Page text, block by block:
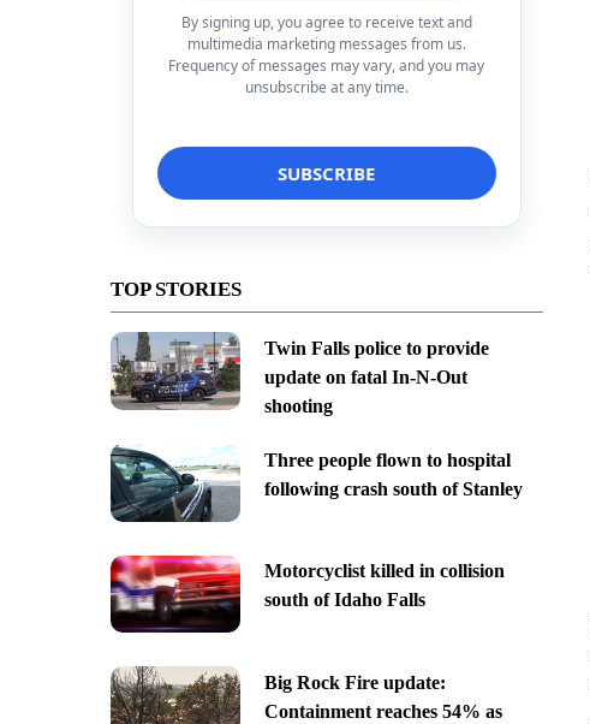
By signing up, you agree to receive text and
multimedia marketing messages from us.
Frequency of messages may vary, and you may
unsubscribe at any time.
TOP STORIES
Twin Falls police to provide
update on fatal In-N-Out
shooting
Three people flown to hospital
following crash south of Stanley
Motorcyclist killed in collision
south of Idaho Falls
Big Rock Fire update:
Containment reaches 54% as